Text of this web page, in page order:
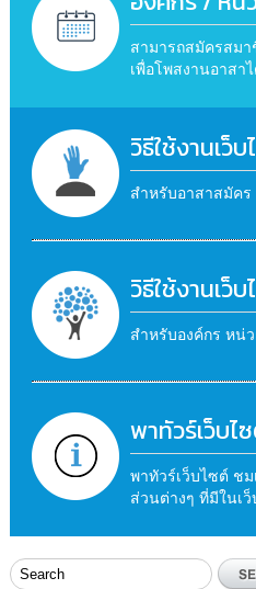
สามารถสมัครสม
เพื่อโพสงานอาสา
วิธีใช้งานเว็
สำหรับอาสาสมัค
วิธีใช้งานเว็
สำหรับองค์กร หน่
พาทัวร์เว็บไ
พาทัวร์เว็บไซต์ ช
ส่วนต่างๆ ที่มีในเ